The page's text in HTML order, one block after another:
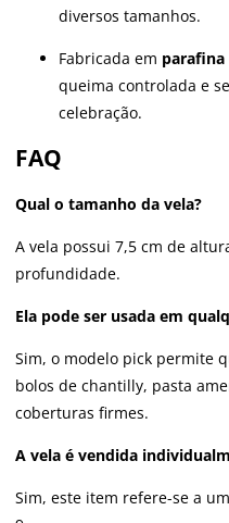
diversos tamanhos.
Fabricada em parafina
queima controlada e
celebração.
FAQ
Qual o tamanho da vela?
A vela possui 7,5 cm de
profundidade.
Ela pode ser usada em
Sim, o modelo pick permite
bolos de chantilly, pasta
coberturas firmes.
A vela é vendida
Sim, este item refere-se a